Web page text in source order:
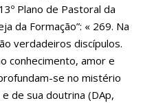
Plano de Pastoral da
da Formação”: « 269. Na
verdadeiros discípulos.
conhecimento, amor e
se no mistério
de sua doutrina (DAp,